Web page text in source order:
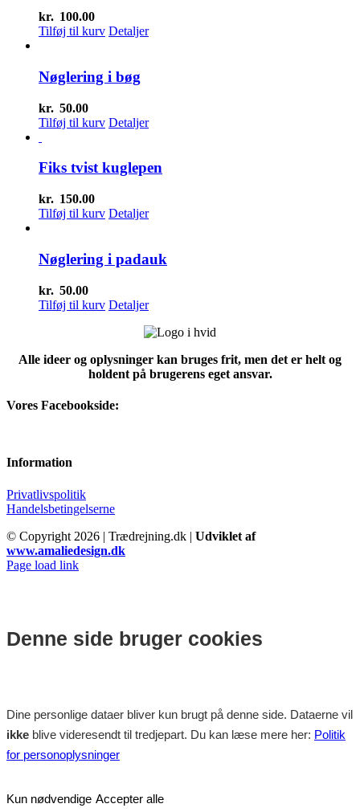
kr. 100.00
Tilføj til kurv Detaljer
Nøglering i bøg
kr. 50.00
Tilføj til kurv Detaljer
Fiks tvist kuglepen
kr. 150.00
Tilføj til kurv Detaljer
Nøglering i padauk
kr. 50.00
Tilføj til kurv Detaljer
Alle ideer og oplysninger kan bruges frit, men det er helt og
holdent på brugerens eget ansvar.
Vores Facebookside:
Information
Privatlivspolitik
Handelsbetingelserne
© Copyright 2026 | Trædrejning.dk | Udviklet af
www.amaliedesign.dk
Facebook
Instagram
Page load link
Denne side bruger cookies
Dine personlige dataer bliver kun brugt på denne side. Dataerne vil
ikke blive videresendt til tredjepart. Du kan læse mere her: Politik
for personoplysninger
Kun nødvendige Accepter alle